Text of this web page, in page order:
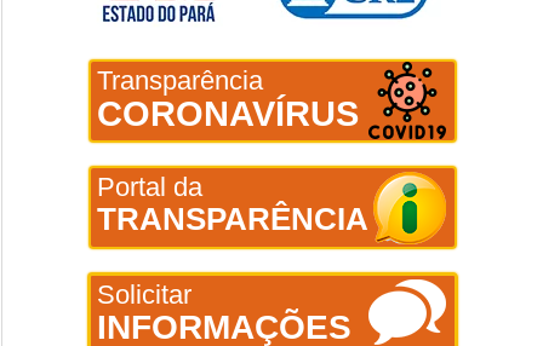
Transparência
CORONAVÍRUS
Portal da
TRANSPARÊNCIA
Solicitar
INFORMAÇÕES